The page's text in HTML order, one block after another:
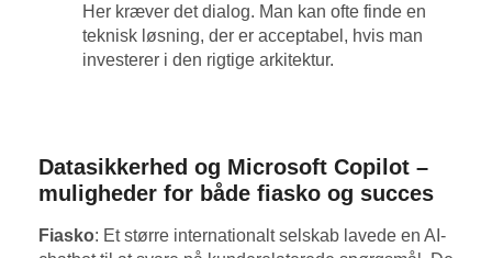
Her kræver det dialog. Man kan ofte finde en
teknisk løsning, der er acceptabel, hvis man
investerer i den rigtige arkitektur.
Datasikkerhed og Microsoft Copilot –
muligheder for både fiasko og succes
Fiasko: Et større internationalt selskab lavede en AI-